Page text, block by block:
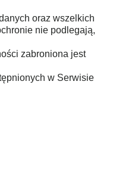
oraz wszelkich
nie podlegają,
zabroniona jest
w Serwisie